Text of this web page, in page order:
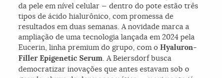
da pele em nível celular — dentro do pote estão três
tipos de ácido hialurônico, com promessa de
resultados em duas semanas. A novidade marca a
ampliação de uma tecnologia lançada em 2024 pela
Eucerin, linha premium do grupo, com oHyaluron-
Filler Epigenetic Serum. A Beiersdorf busca
democratizar inovações que antes estavam sob o